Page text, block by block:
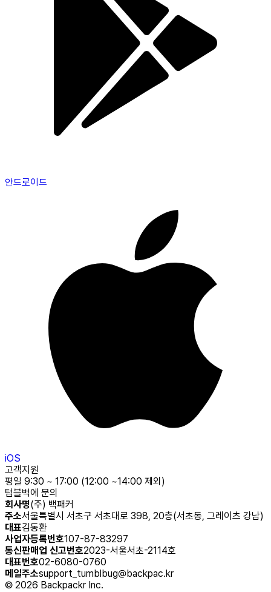
안드로이드
iOS
고객지원
평일 9:30 ~ 17:00 (12:00 ~14:00 제외)
텀블벅에 문의
회사명(주) 백패커
주소서울특별시 서초구 서초대로 398, 20층(서초동, 그레이츠 강남)
대표김동환
사업자등록번호107-87-83297
통신판매업 신고번호2023-서울서초-2114호
대표번호02-6080-0760
메일주소support_tumblbug@backpac.kr
© 2026 Backpackr Inc.